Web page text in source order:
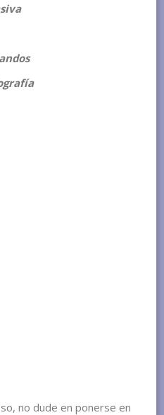
no dude en ponerse en